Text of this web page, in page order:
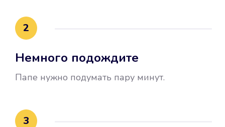
воспользовались бесплатной
это открыло новые возможности в
2
Немного подождите
Папе нужно подумать пару минут.
3